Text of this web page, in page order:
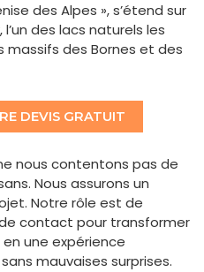
des Alpes », s’étend sur
des lacs naturels les
massifs des Bornes et des
DEVIS GRATUIT
nous contentons pas de
Nous assurons un
Notre rôle est de
contact pour transformer
une expérience
mauvaises surprises.